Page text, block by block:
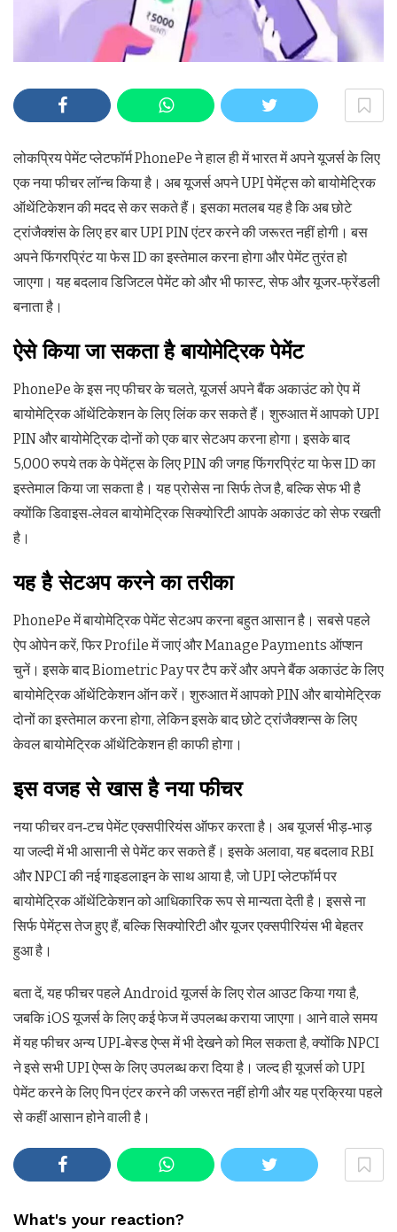
लोकप्रिय पेमेंट प्लेटफॉर्म PhonePe ने हाल ही में भारत में अपने यूजर्स के लिए
एक नया फीचर लॉन्च किया है। अब यूजर्स अपने UPI पेमेंट्स को बायोमेट्रिक
ऑथेंटिकेशन की मदद से कर सकते हैं। इसका मतलब यह है कि अब छोटे
ट्रांजैक्शंस के लिए हर बार UPI PIN एंटर करने की जरूरत नहीं होगी। बस
अपने फिंगरप्रिंट या फेस ID का इस्तेमाल करना होगा और पेमेंट तुरंत हो
जाएगा। यह बदलाव डिजिटल पेमेंट को और भी फास्ट, सेफ और यूजर‑फ्रेंडली
बनाता है।
ऐसे किया जा सकता है बायोमेट्रिक पेमेंट
PhonePe के इस नए फीचर के चलते, यूजर्स अपने बैंक अकाउंट को ऐप में
बायोमेट्रिक ऑथेंटिकेशन के लिए लिंक कर सकते हैं। शुरुआत में आपको UPI
PIN और बायोमेट्रिक दोनों को एक बार सेटअप करना होगा। इसके बाद
5,000 रुपये तक के पेमेंट्स के लिए PIN की जगह फिंगरप्रिंट या फेस ID का
इस्तेमाल किया जा सकता है। यह प्रोसेस ना सिर्फ तेज है, बल्कि सेफ भी है
क्योंकि डिवाइस‑लेवल बायोमेट्रिक सिक्योरिटी आपके अकाउंट को सेफ रखती
है।
यह है सेटअप करने का तरीका
PhonePe में बायोमेट्रिक पेमेंट सेटअप करना बहुत आसान है। सबसे पहले
ऐप ओपेन करें, फिर Profile में जाएं और Manage Payments ऑप्शन
चुनें। इसके बाद Biometric Pay पर टैप करें और अपने बैंक अकाउंट के लिए
बायोमेट्रिक ऑथेंटिकेशन ऑन करें। शुरुआत में आपको PIN और बायोमेट्रिक
दोनों का इस्तेमाल करना होगा, लेकिन इसके बाद छोटे ट्रांजैक्शन्स के लिए
केवल बायोमेट्रिक ऑथेंटिकेशन ही काफी होगा।
इस वजह से खास है नया फीचर
नया फीचर वन‑टच पेमेंट एक्सपीरियंस ऑफर करता है। अब यूजर्स भीड़‑भाड़
या जल्दी में भी आसानी से पेमेंट कर सकते हैं। इसके अलावा, यह बदलाव RBI
और NPCI की नई गाइडलाइन के साथ आया है, जो UPI प्लेटफॉर्म पर
बायोमेट्रिक ऑथेंटिकेशन को आधिकारिक रूप से मान्यता देती है। इससे ना
सिर्फ पेमेंट्स तेज हुए हैं, बल्कि सिक्योरिटी और यूजर एक्सपीरियंस भी बेहतर
हुआ है।
बता दें, यह फीचर पहले Android यूजर्स के लिए रोल आउट किया गया है,
जबकि iOS यूजर्स के लिए कई फेज में उपलब्ध कराया जाएगा। आने वाले समय
में यह फीचर अन्य UPI‑बेस्ड ऐप्स में भी देखने को मिल सकता है, क्योंकि NPCI
ने इसे सभी UPI ऐप्स के लिए उपलब्ध करा दिया है। जल्द ही यूजर्स को UPI
पेमेंट करने के लिए पिन एंटर करने की जरूरत नहीं होगी और यह प्रक्रिया पहले
से कहीं आसान होने वाली है।
What's your reaction?